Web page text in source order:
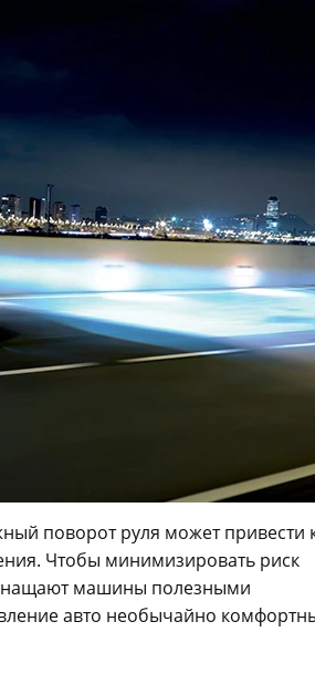
поворот руля может привести
Чтобы минимизировать риск
машины полезными
авто необычайно